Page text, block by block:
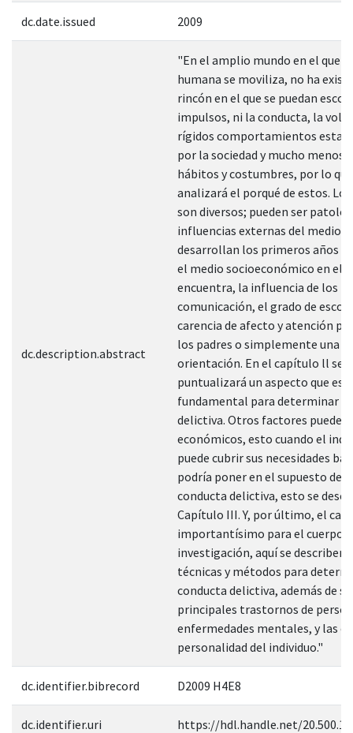
dc.date.issued 2009
dc.description.abstract
"En el amplio mundo en el que
humana se moviliza, no ha
rincón en el que se puedan
impulsos, ni la conducta, la
rígidos comportamientos
por la sociedad y mucho menos
hábitos y costumbres, por lo
analizará el porqué de estos.
son diversos; pueden ser
influencias externas del medio
desarrollan los primeros años
el medio socioeconómico en el
encuentra, la influencia de los
comunicación, el grado de
carencia de afecto y atención
los padres o simplemente una
orientación. En el capítulo ll se
puntualizará un aspecto que es
fundamental para determinar
delictiva. Otros factores pueden
económicos, esto cuando el
puede cubrir sus necesidades
podría poner en el supuesto de
conducta delictiva, esto se
Capítulo III. Y, por último, el
importantísimo para el cuerpo
investigación, aquí se describen
técnicas y métodos para
conducta delictiva, además de
principales trastornos de
enfermedades mentales, y las
personalidad del individuo."
dc.identifier.bibrecord D2009 H4E8
dc.identifier.uri https://hdl.handle.net/